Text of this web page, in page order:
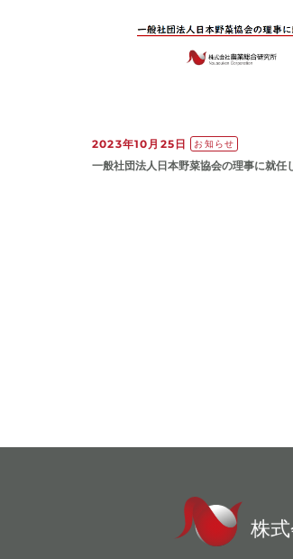
2023年10月25日 お知らせ
一般社団法人日本野菜協会の理事に就任
株